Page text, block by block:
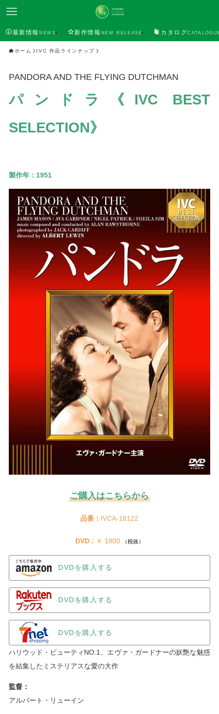
最新情報NEWS 新作情報 NEW RELEASE カタログ
ホーム IVC 作品ラインナップ
PANDORA AND THE FLYING DUTCHMAN
パンドラ《IVC BEST
SELECTION》
製作年： 1951
ご購入はこちらから
品番： IVCA-18122
DVD : ￥ 1800 （税抜）
DVDを購入する
DVDを購入する
DVDを購入する
ハリウッド・ビューティNO.1、エヴァ・ガードナーの妖艶な魅惑
を結集したミステリアスな愛の大作
監督：
アルバート・リューイン